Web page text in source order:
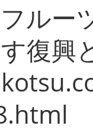
ルー
復興